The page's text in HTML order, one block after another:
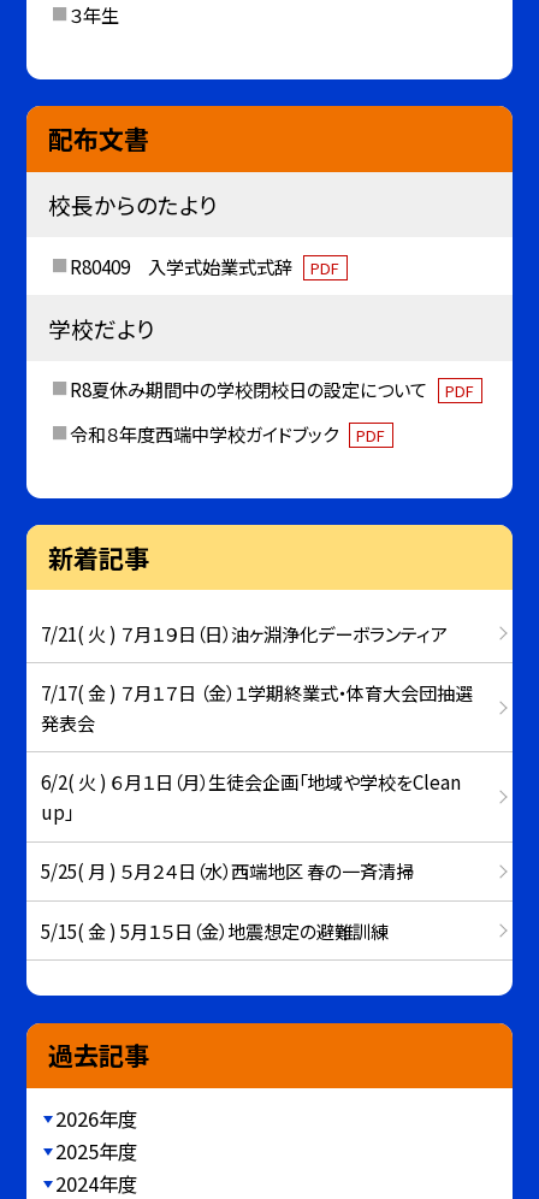
３年生
配布文書
校長からのたより
R80409 入学式始業式式辞 PDF
学校だより
R8夏休み期間中の学校閉校日の設定について PDF
令和８年度西端中学校ガイドブック PDF
新着記事
7/21( 火 ) ７月１９日（日）油ヶ淵浄化デーボランティア
7/17( 金 ) ７月１７日 （金）１学期終業式・体育大会団抽選
発表会
6/2( 火 ) ６月１日（月）生徒会企画「地域や学校をClean
up」
5/25( 月 ) ５月２４日（水）西端地区 春の一斉清掃
5/15( 金 ) 5月１５日（金）地震想定の避難訓練
過去記事
2026年度
2025年度
2024年度